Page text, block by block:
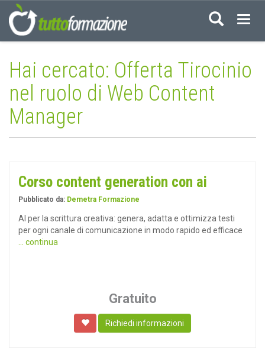
Hai cercato: Offerta Tirocinio
nel ruolo di Web Content
Manager
Corso content generation con ai
Pubblicato da: Demetra Formazione
AI per la scrittura creativa: genera, adatta e ottimizza testi
per ogni canale di comunicazione in modo rapido ed efficace
... continua
Gratuito
Richiedi informazioni